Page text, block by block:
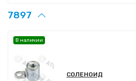
7897
СОЛЕНОИД
В наличии